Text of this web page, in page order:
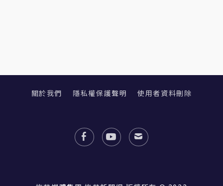
關於我們 隱私權保護聲明 使用者資料刪除